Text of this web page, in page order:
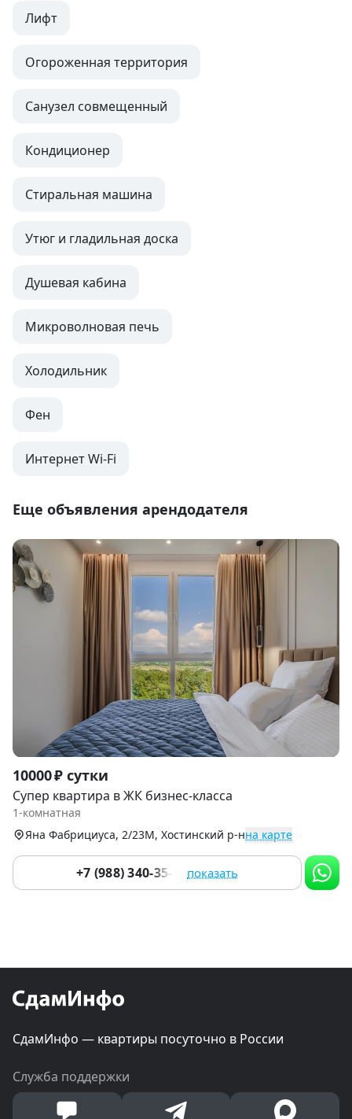
Лифт
Огороженная территория
Санузел совмещенный
Кондиционер
Стиральная машина
Утюг и гладильная доска
Душевая кабина
Микроволновая печь
Холодильник
Фен
Интернет Wi-Fi
Еще объявления арендодателя
Item
1
of
9
10000 ₽ сутки
Супер квартира в ЖК бизнес-класса
1-комнатная
Яна Фабрициуса, 2/23М, Хостинский р-нна карте
+7 (988) 340-35-13 показать
СдамИнфо — квартиры посуточно в России
Служба поддержки